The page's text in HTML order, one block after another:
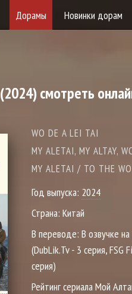
Дорамы Новинки дорам
(2024) смотреть
WO DE A LEI TAI
MY ALETAI, MY ALTAY,
MY ALETAI / TO THE
Год выпуска: 2024
Страна: Китай
В переводе: В озвучке
(DubLik.Tv - 3 серия, FSG
серия)
Рейтинг сериала Мой